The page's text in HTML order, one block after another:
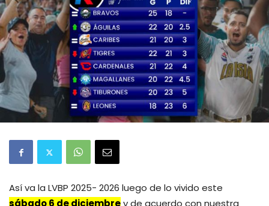
Así va la LVBP 2025- 2026 luego de lo vivido este